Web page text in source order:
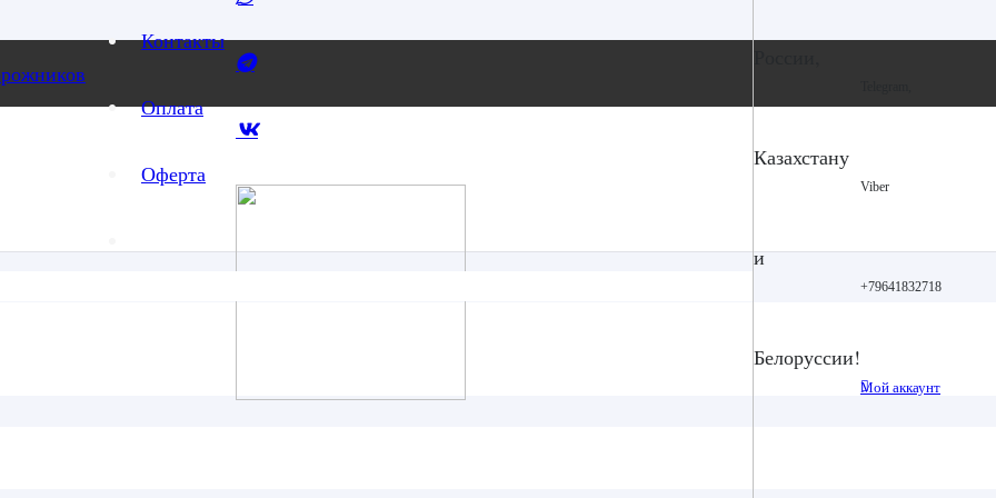
Контакты
Оплата
Оферта
Казахстану
и
Белоруссии!
Viber
+79641832718
Мой аккаунт
страница могла быть удалена.